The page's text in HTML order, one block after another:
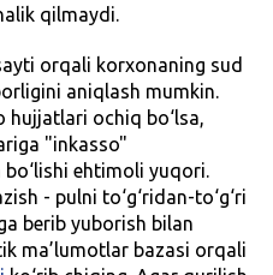
qilmaydi.
orqali korxonaning sud
aniqlash mumkin.
ochiq bo‘lsa,
"inkasso"
ehtimoli yuqori.
- pulni to‘g‘ridan-to‘g‘ri
berib yuborish bilan
ma’lumotlar bazasi orqali